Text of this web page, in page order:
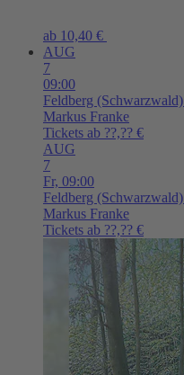
ab 10,40 €
AUG
7
09:00
Feldberg (Schwarzwald)
Markus Franke
Tickets ab ??,?? €
AUG
7
Fr, 09:00
Feldberg (Schwarzwald)
Markus Franke
Tickets ab ??,?? €